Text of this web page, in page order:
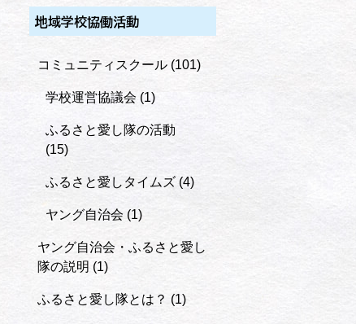
地域学校協働活動
コミュニティスクール (101)
学校運営協議会 (1)
ふるさと愛し隊の活動
(15)
ふるさと愛しタイムズ (4)
ヤング自治会 (1)
ヤング自治会・ふるさと愛し
隊の説明 (1)
ふるさと愛し隊とは？ (1)